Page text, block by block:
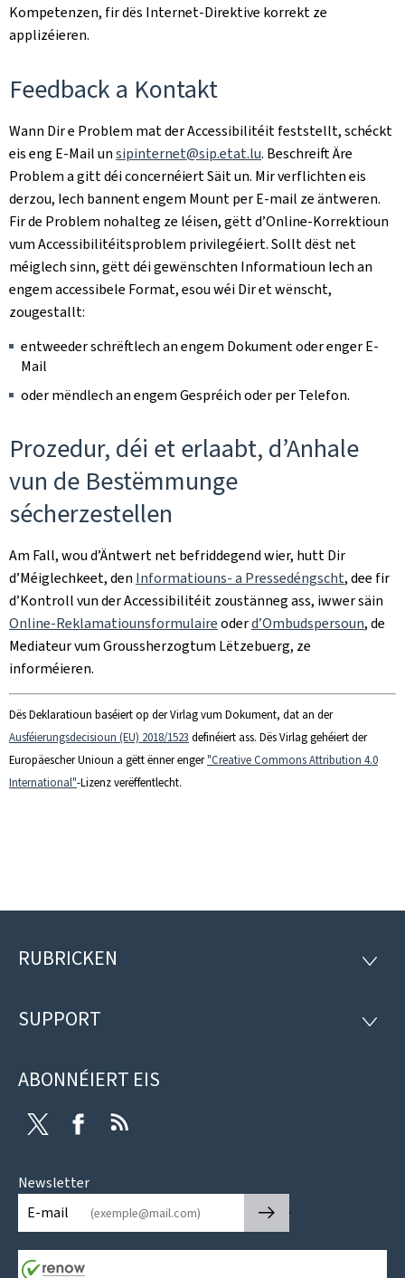
Kompetenzen, fir dës Internet-Direktive korrekt ze
applizéieren.
Feedback a Kontakt
Wann Dir e Problem mat der Accessibilitéit feststellt, schéckt
eis eng E-Mail unsipinternet@sip.etat.lu. Beschreift Äre
Problem a gitt déi concernéiert Säit un. Mir verflichten eis
derzou, Iech bannent engem Mount per E-mail ze äntweren.
Fir de Problem nohalteg ze léisen, gëtt d’Online-Korrektioun
vum Accessibilitéitsproblem privilegéiert. Sollt dëst net
méiglech sinn, gëtt déi gewënschten Informatioun Iech an
engem accessibele Format, esou wéi Dir et wënscht,
zougestallt:
entweeder schrëftlech an engem Dokument oder enger E-
Mail
oder mëndlech an engem Gespréich oder per Telefon.
Prozedur, déi et erlaabt, d’Anhale
vun de Bestëmmunge
sécherzestellen
Am Fall, wou d’Äntwert net befriddegend wier, hutt Dir
d’Méiglechkeet, den Informatiouns- a Pressedéngscht, dee fir
d’Kontroll vun der Accessibilitéit zoustänneg ass, iwwer säin
Online-Reklamatiounsformulaireoderd’Ombudspersoun, de
Mediateur vum Groussherzogtum Lëtzebuerg, ze
informéieren.
Dës Deklaratioun baséiert op der Virlag vum Dokument, dat an der
Ausféierungsdecisioun (EU) 2018/1523 definéiert ass. Dës Virlag gehéiert der
Europäescher Unioun a gëtt ënner enger"Creative Commons Attribution 4.0
International"-Lizenz verëffentlecht.
Fousszeil
RUBRICKEN
SUPPORT
ABONNÉIERT EIS
Twitter Facebook
Newsletter
E-mail
🡒